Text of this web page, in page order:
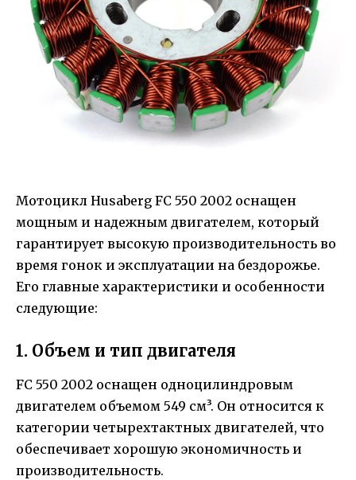
Мотоцикл Husaberg FC 550 2002 оснащен
мощным и надежным двигателем, который
гарантирует высокую производительность во
время гонок и эксплуатации на бездорожье.
Его главные характеристики и особенности
следующие:
1. Объем и тип двигателя
FC 550 2002 оснащен одноцилиндровым
двигателем объемом 549 см³. Он относится к
категории четырехтактных двигателей, что
обеспечивает хорошую экономичность и
производительность.